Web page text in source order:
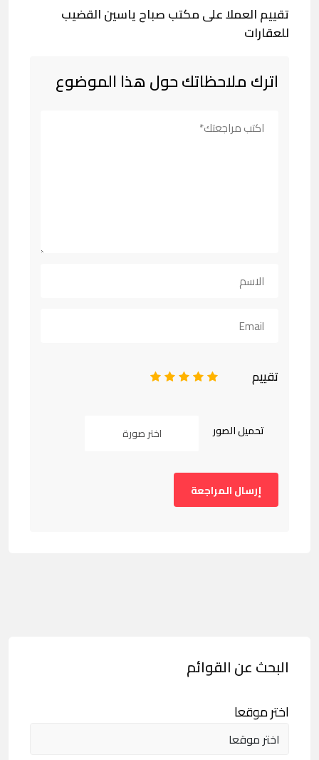
تقييم العملا على مكتب صباح ياسين القضيب
للعقارات
اترك ملاحظاتك حول هذا الموضوع
تقييم 5
4
3
2
تحميل الصور اختر صورة
البحث عن القوائم
اختر موقعا